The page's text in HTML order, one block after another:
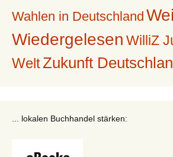
Wahlen in Deutschland
Wiedergelesen WilliZ
WeltZukunft
... lokalen Buchhandel stärken: